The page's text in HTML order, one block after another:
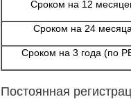
Сроком на 12
Сроком на 24
Сроком на 3 года (по
Постоянная